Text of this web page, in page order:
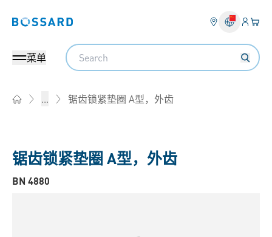
Bossard homepage 登入
您
菜单
Search
... 锯齿锁紧垫圈 A型，外齿
锯齿锁紧垫圈 A型，外齿
BN 4880